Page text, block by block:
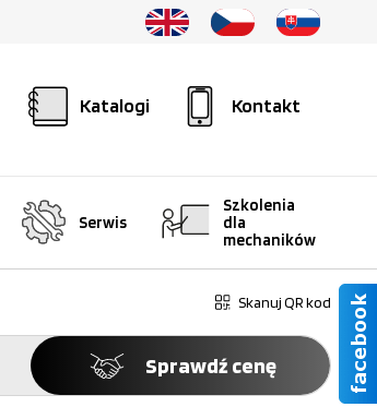
Katalogi Kontakt
Serwis
Szkolenia
dla
mechaników
Skanuj QR kod
Sprawdź cenę